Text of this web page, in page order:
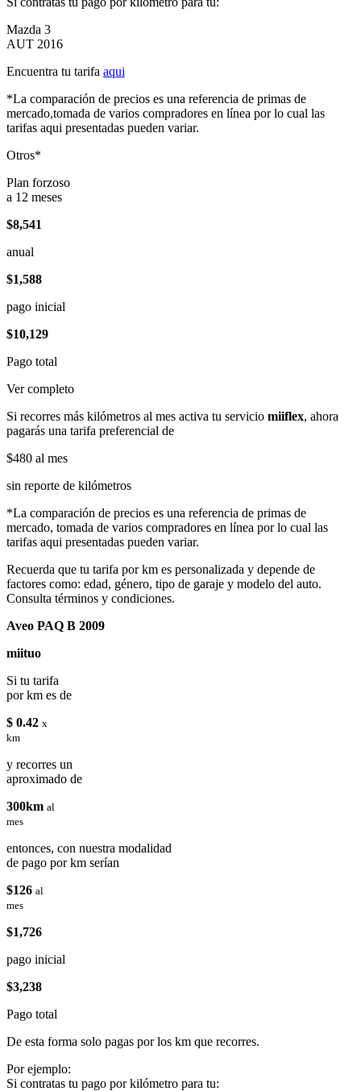
Mazda 3
AUT 2016
Encuentra tu tarifa aqui
*La comparación de precios es una referencia de primas de
mercado,tomada de varios compradores en línea por lo cual las
tarifas aqui presentadas pueden variar.
Otros*
Plan forzoso
a 12 meses
$8,541
anual
$1,588
pago inicial
$10,129
Pago total
Ver completo
Si recorres más kilómetros al mes activa tu servicio miiflex, ahora
pagarás una tarifa preferencial de
$480 al mes
sin reporte de kilómetros
*La comparación de precios es una referencia de primas de
mercado, tomada de varios compradores en línea por lo cual las
tarifas aqui presentadas pueden variar.
Recuerda que tu tarifa por km es personalizada y depende de
factores como: edad, género, tipo de garaje y modelo del auto.
Consulta términos y condiciones.
Aveo PAQ B 2009
miituo
Si tu tarifa
por km es de
$ 0.42 x
km
y recorres un
aproximado de
300km al
mes
entonces, con nuestra modalidad
de pago por km serían
$126 al
mes
$1,726
pago inicial
$3,238
Pago total
De esta forma solo pagas por los km que recorres.
Por ejemplo:
Si contratas tu pago por kilómetro para tu: